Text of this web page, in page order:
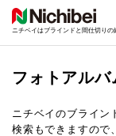
ニチベイはブラインドと間仕切りの
フォトアルバ
ニチベイのブライン
検索もできますので